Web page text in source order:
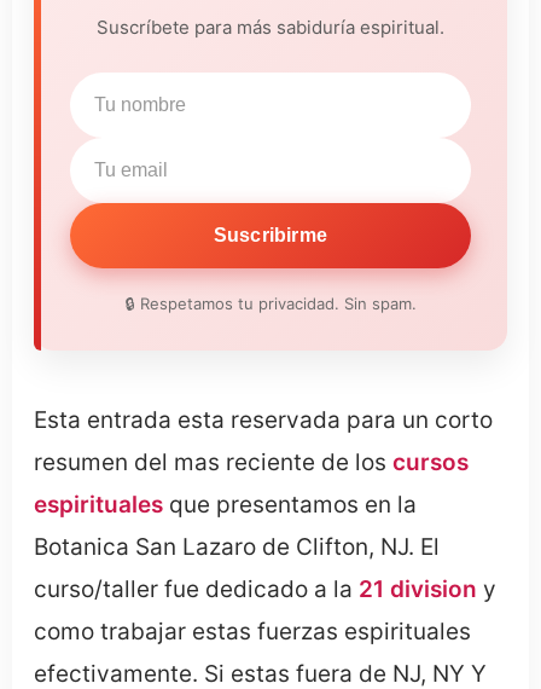
Suscríbete para más sabiduría espiritual.
Suscribirme
🔒 Respetamos tu privacidad. Sin spam.
Esta entrada esta reservada para un corto
resumen del mas reciente de los cursos
espirituales que presentamos en la
Botanica San Lazaro de Clifton, NJ. El
curso/taller fue dedicado a la 21 division y
como trabajar estas fuerzas espirituales
efectivamente. Si estas fuera de NJ, NY Y